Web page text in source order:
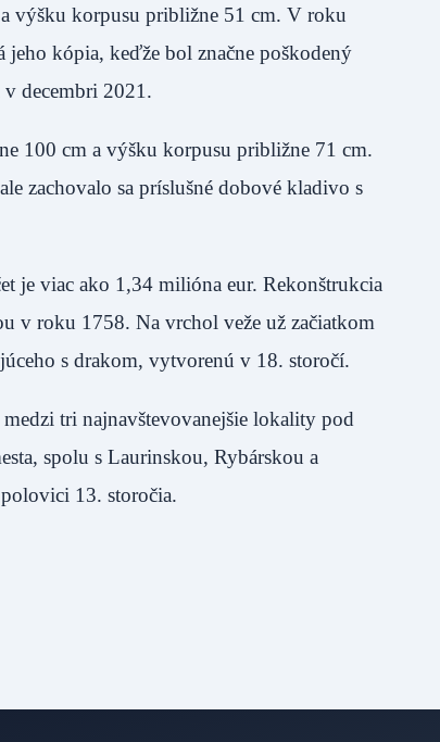
výšku korpusu približne 51 cm. V roku
kópia, keďže bol značne poškodený
decembri 2021.
100 cm a výšku korpusu približne 71 cm.
zachovalo sa príslušné dobové kladivo s
je viac ako 1,34 milióna eur. Rekonštrukcia
v roku 1758. Na vrchol veže už začiatkom
s drakom, vytvorenú v 18. storočí.
tri najnavštevovanejšie lokality pod
spolu s Laurinskou, Rybárskou a
13. storočia.